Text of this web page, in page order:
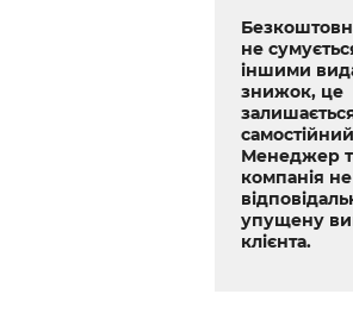
не
іншими
знижок, це
Менеджер
компанія
упущену
клієнта.